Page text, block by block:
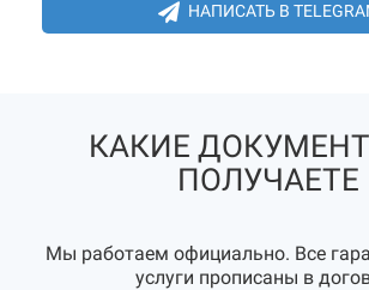
НАПИСАТЬ В
КАКИЕ
ПОЛУЧАЕТЕ
Мы работаем официально. Все
услуги прописаны в